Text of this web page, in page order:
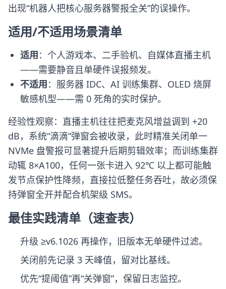
出现“机器人把核心服务器警报全关”的误操作。
适用/不适用场景清单
适用：个人游戏本、二手验机、自媒体直播主机
——需要静音且单硬件误报频发。
不适用：服务器 IDC、AI 训练集群、OLED 烧屏
敏感机型——需 0 死角的实时保护。
经验性观察：直播主机往往把麦克风增益调到 +20
dB，系统“滴滴”弹窗会被收录，此时精准关闭单一
NVMe 盘警报可显著提升后期剪辑效率；而训练集群
动辄 8×A100，任何一张卡进入 92℃ 以上都可能触
发节点保护性降频，直接拉低整任务吞吐，故必须保
持弹窗全开并配合机架级 SMS。
最佳实践清单（速查表）
升级 ≥v6.1026 再操作，旧版本无单硬件过滤。
关闭前先记录 3 天峰值，留对比基线。
优先“提阈值”再“关弹窗”，保留日志监控。